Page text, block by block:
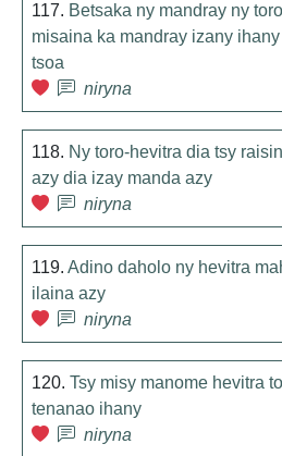
117. Betsaka ny mandray ny
misaina ka mandray izany
tsoa
niryna
118. Ny toro-hevitra dia tsy
azy dia izay manda azy
niryna
119. Adino daholo ny hevitra
ilaina azy
niryna
120. Tsy misy manome hevitra
tenanao ihany
niryna